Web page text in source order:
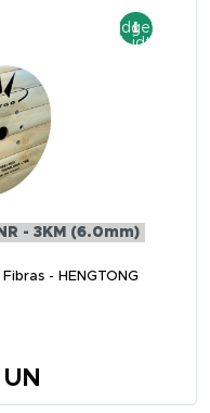
- 3KM (6.0mm)
- HENGTONG
UN